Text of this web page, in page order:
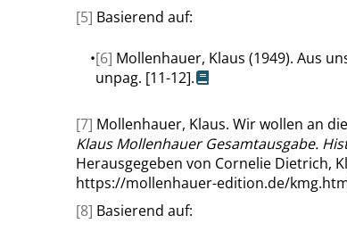
[5] Basierend auf:
•[6] Mollenhauer, Klaus (1949). Aus
unpag. [11-12].
[7] Mollenhauer, Klaus. Wir wollen an
Klaus Mollenhauer Gesamtausgabe.
Herausgegeben von Cornelie Dietrich,
https://mollenhauer-edition.de/
[8] Basierend auf: